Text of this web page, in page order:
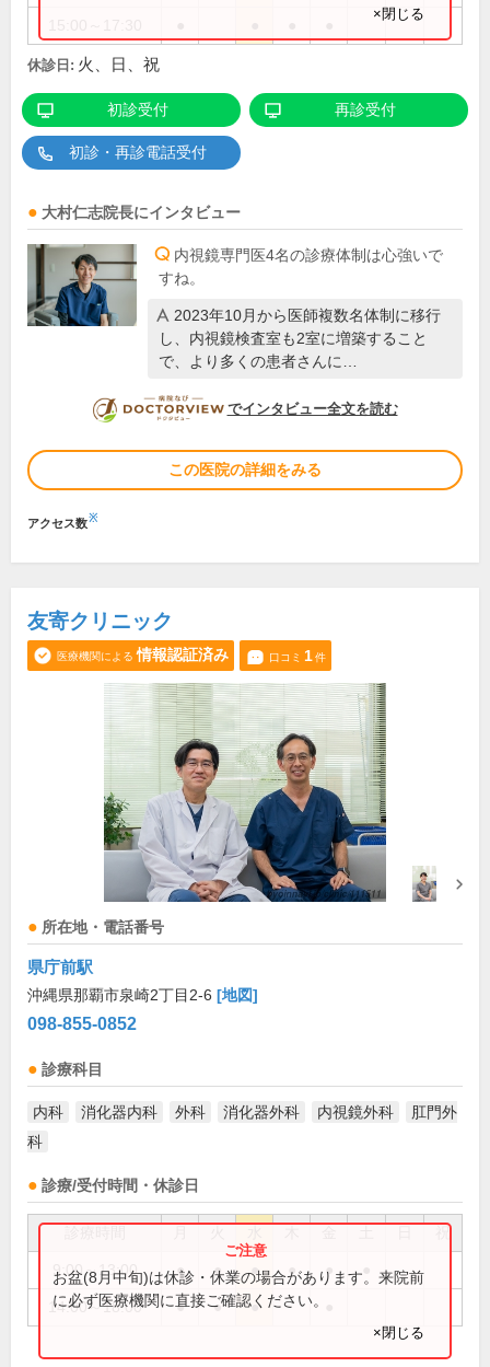
×閉じる
休診日: 火、日、祝
初診受付 再診受付
初診・再診電話受付
大村仁志院長にインタビュー
内視鏡専門医4名の診療体制は心強いで
すね。
2023年10月から医師複数名体制に移行
し、内視鏡検査室も2室に増築すること
で、より多くの患者さんに…
DOCTORVIEW
でインタビュー全文を読む
この医院の詳細をみる
アクセス数※
友寄クリニック
医療機関による 情報認証済み 口コミ 1件
所在地・電話番号
県庁前駅
沖縄県那覇市泉崎2丁目2-6 [地図]
098-855-0852
診療科目
内科 消化器内科 外科 消化器外科 内視鏡外科
肛門外
科
診療/受付時間・休診日
祝
9:00～13:00 ● ● ● ● ●
14:00～18:00 ● ● ●
お盆(8月中旬)は休診・休業の場合があります。来院前
に必ず医療機関に直接ご確認ください。
×閉じる